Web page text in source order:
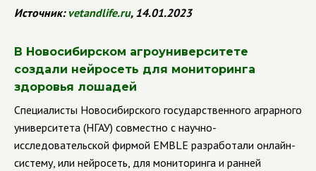
Источник:vetandlife.ru, 14.01.2023
В Новосибирском агроуниверситете
создали нейросеть для мониторинга
здоровья лошадей
Специалисты Новосибирского государственного аграрного
университета (НГАУ) совместно с научно-
исследовательской фирмой EMBLE разработали онлайн-
систему, или нейросеть, для мониторинга и ранней